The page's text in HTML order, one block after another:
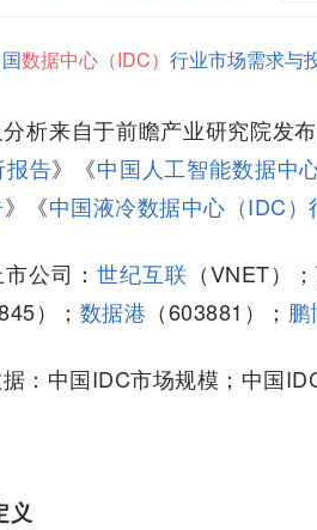
数据中心（IDC） 行业市场需求与
析来自于前瞻产业研究院发
报告》《中国人工智能数据中
》《中国液冷数据中心（IDC
公司： 世纪互联 （VNET）
）； 数据港 （603881）； 鹏
：中国IDC市场规模；中国
义